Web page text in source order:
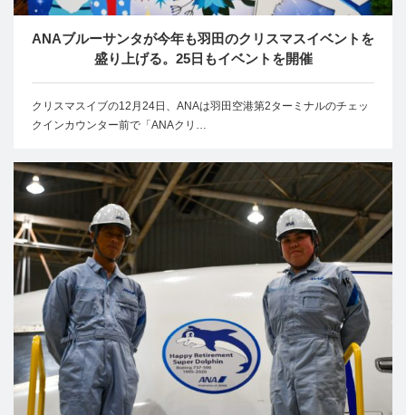
ANAブルーサンタが今年も羽田のクリスマスイベントを
盛り上げる。25日もイベントを開催
クリスマスイブの12月24日、ANAは羽田空港第2ターミナルのチェッ
クインカウンター前で「ANAクリ…